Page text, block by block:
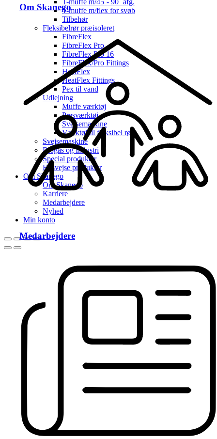
Om Skanego
Medarbejdere
T-muffe m/flex for svøb
Tilbehør
Fleksibelrør præisoleret
FibreFlex
FibreFlex Pro
FibreFlex Pro 16
FibreFlex/Pro Fittings
HeatFlex
HeatFlex Fittings
Pex til vand
Udlejning
Muffe værktøj
Presværktøj
Svejsemaskine
Værktøj til fleksibel rør
Svejsemaskine
Biogas og Industri
Special produkter
El-svejse produkter
Om Skanego
Om Skanego
Karriere
Medarbejdere
Nyhed
Min konto